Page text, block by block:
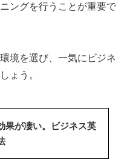
ングを行うことが重要で
境を選び、一気にビジネ
ょう。
果が凄い。ビジネス英